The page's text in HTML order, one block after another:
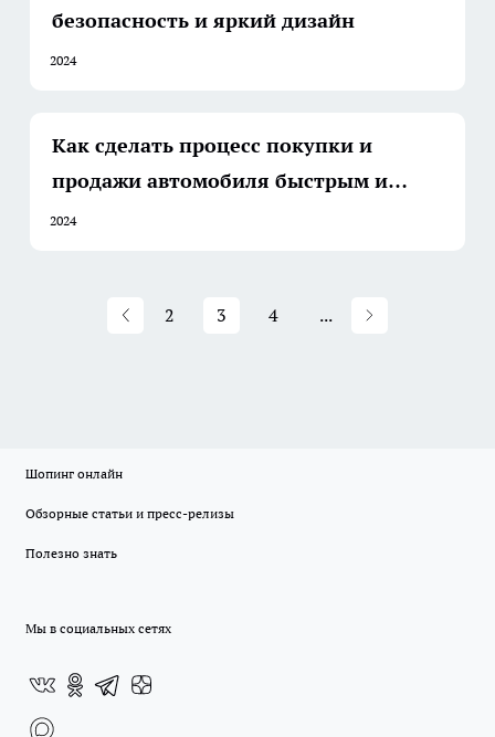
безопасность и яркий дизайн
2024
Как сделать процесс покупки и
продажи автомобиля быстрым и
приятным
2024
2 3 4 ...
Шопинг онлайн
Обзорные статьи и пресс-релизы
Полезно знать
Мы в социальных сетях